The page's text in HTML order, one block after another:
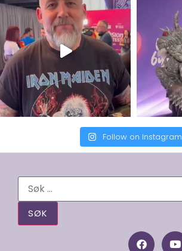
Follow on Instagram